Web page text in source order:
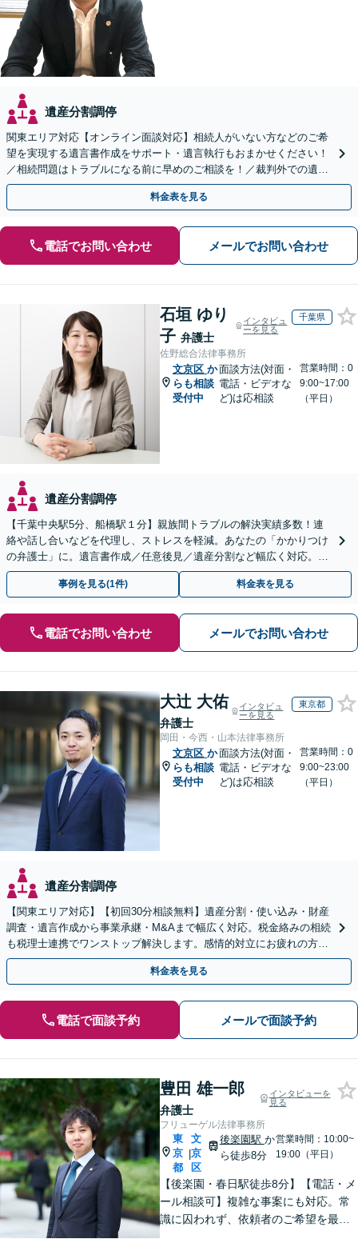
遺産分割調停
関東エリア対応【オンライン面談対応】相続人がいない方などのご希
望を実現する遺言書作成をサポート・遺言執行もおまかせください！
／相続問題はトラブルになる前に早めのご相談を！／裁判外での遺産
分割協議の経験多数【完全個室】
料金表を見る
電話でお問い合わせ メールでお問い合わせ
石垣 ゆり
子 弁護士
インタビュ
ーを見る
千葉県
佐野総合法律事務所
文京区 か
らも相談
受付中
面談方法(対面・
電話・ビデオな
ど)は応相談
営業時間：0
9:00~17:00
（平日）
遺産分割調停
【千葉中央駅5分、船橋駅１分】親族間トラブルの解決実績多数！連
絡や話し合いなどを代理し、ストレスを軽減。あなたの「かかりつけ
の弁護士」に。遺言書作成／任意後見／遺産分割など幅広く対応。お
気軽にご相談ください！【初回来所相談30分無料】
事例を見る(1件) 料金表を見る
電話でお問い合わせ メールでお問い合わせ
大辻 大佑
弁護士
インタビュ
ーを見る
東京都
岡田・今西・山本法律事務所
文京区 か
らも相談
受付中
面談方法(対面・
電話・ビデオな
ど)は応相談
営業時間：0
9:00~23:00
（平日）
遺産分割調停
【関東エリア対応】【初回30分相談無料】遺産分割・使い込み・財産
調査・遺言作成から事業承継・M&Aまで幅広く対応。税金絡みの相続
も税理士連携でワンストップ解決します。感情的対立にお疲れの方や
紛争予防をご検討の方も、お気軽にご相談ください。
料金表を見る
電話で面談予約 メールで面談予約
豊田 雄一郎
弁護士
インタビューを
見る
フリューゲル法律事務所
東
京
都
|
文
京
区
後楽園駅 か
ら徒歩8分
営業時間：10:00~
19:00（平日）
【後楽園・春日駅徒歩8分】【電話・メ
ール相談可】複雑な事案にも対応。常
識に囚われず、依頼者のご希望を最優